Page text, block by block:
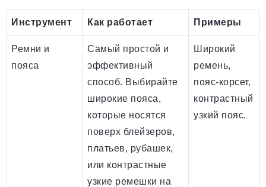
Инструмент Как работает Примеры
Ремни и
пояса
Самый простой и
эффективный
способ. Выбирайте
широкие пояса,
которые носятся
поверх блейзеров,
платьев, рубашек,
или контрастные
узкие ремешки на
Широкий
ремень,
пояс-корсет,
контрастный
узкий пояс.